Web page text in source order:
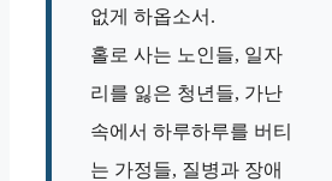
없게 하옵소서.
홀로 사는 노인들, 일자
리를 잃은 청년들, 가난
속에서 하루하루를 버티
는 가정들, 질병과 장애